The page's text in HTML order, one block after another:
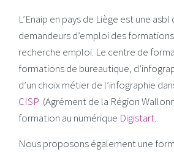
L’Enaip en pays de Liège est une
demandeurs d’emploi des
recherche emploi. Le centre de
formations de bureautique, d’
d’un choix métier de l’infographie
CISP (Agrément de la Région
formation au numérique Digistart.
Nous proposons également une